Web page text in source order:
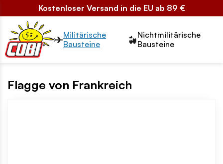
Kostenloser Versand in die EU ab 89 €
Przełącznik segmentów2
Militärische
Bausteine
Nichtmilitärische
Bausteine
Flagge von Frankreich